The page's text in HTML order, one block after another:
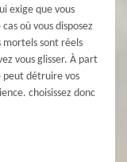
exige que vous
où vous disposez
mortels sont réels
vous glisser. À part
peut détruire vos
choisissez donc